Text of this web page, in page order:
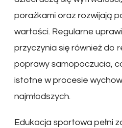
porażkami oraz rozwijają
wartości. Regularne
przyczynia się również do
poprawy samopoczucia,
istotne w procesie
najmłodszych.
Edukacja sportowa pełni